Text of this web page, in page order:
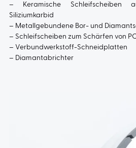
– Keramische Schleifscheiben
Siliziumkarbid
– Metallgebundene Bor- und
– Schleifscheiben zum Schärfen von
– Verbundwerkstoff-Schneidplatten
– Diamantabrichter